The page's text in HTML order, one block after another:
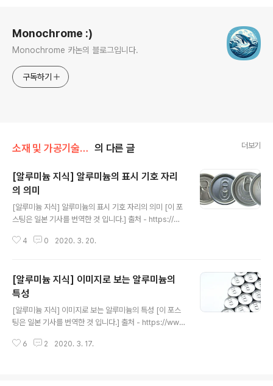
Monochrome :)
Monochrome 카논의 블로그입니다.
구독하기
소재 및 가공기술/금속 성질 의 다른 글 더보기
[알루미늄 지식] 알루미늄의 표시 기호 자리
의 의미
[알루미늄 지식] 알루미늄의 표시 기호 자리의 의미 [이 포
스팅은 일본 기사를 번역한 것 입니다.] 출처 - https://w
금속에 속하는 화학 원소로 기호는 Al이고 원자 번호는 13
알루미늄 구조물의 특징, 종류에 대해서 알아봅니다. 202
0/02/27 - 알루미늄 구조물, 녹의 원인과 부식의 이유에
는 어떤것이 있을까 2020/03/05 - [금속 가공] 도금처리
의 종류에 대해서 알아본다. 2020/03/05 - [알루미늄 지
식] 알루미늄 구조물, 표면처리에 대해 철저히 해설 2020/
03/04 - [알루미..
4 0 2020. 3. 20.
[알루미늄 지식] 이미지로 보는 알루미늄의
특성
[알루미늄 지식] 이미지로 보는 알루미늄의 특성 [이 포스
팅은 일본 기사를 번역한 것 입니다.] 출처 - https://ww
알루미늄의 비중은 약 2.7로서 가벼우며, 철과 구리의 약
6 2 2020. 3. 17.